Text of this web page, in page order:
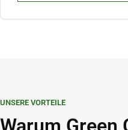
UNSERE VORTEILE